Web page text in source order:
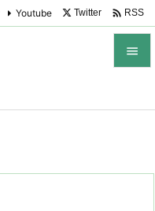

Youtube Twitter  RSS